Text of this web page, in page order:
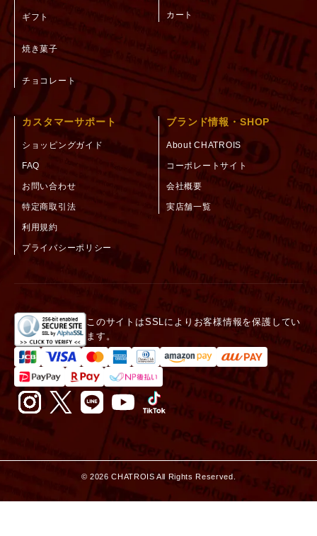
ギフト
焼き菓子
チョコレート
カート
カスタマーサポート
ショッピングガイド
FAQ
お問い合わせ
特定商取引法
利用規約
プライバシーポリシー
ブランド情報・SHOP
About CHATROIS
コーポレートサイト
会社概要
実店舗一覧
このサイトはSSLによりお客様情報を保護してい
ます。
© 2026 CHATROIS All Rights Reserved.